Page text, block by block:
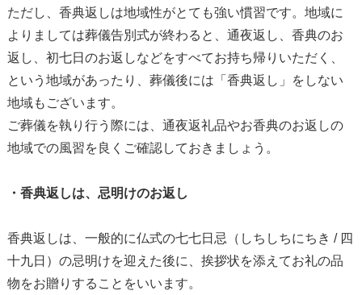
ただし、香典返しは地域性がとても強い慣習です。地域に
よりましては葬儀告別式が終わると、通夜返し、香典のお
返し、初七日のお返しなどをすべてお持ち帰りいただく、
という地域があったり、葬儀後には「香典返し」をしない
地域もございます。
ご葬儀を執り行う際には、通夜返礼品やお香典のお返しの
地域での風習を良くご確認しておきましょう。
・香典返しは、忌明けのお返し
香典返しは、一般的に仏式の七七日忌（しちしちにちき / 四
十九日）の忌明けを迎えた後に、挨拶状を添えてお礼の品
物をお贈りすることをいいます。